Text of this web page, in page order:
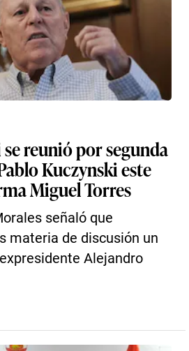
reunió por segunda
Kuczynski este
Miguel Torres
señaló que
materia de discusión un
Alejandro